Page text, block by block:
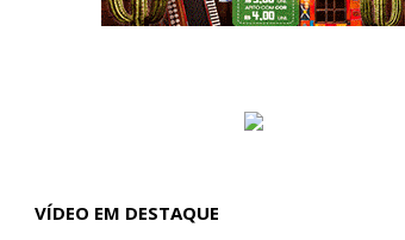
VÍDEO EM DESTAQUE